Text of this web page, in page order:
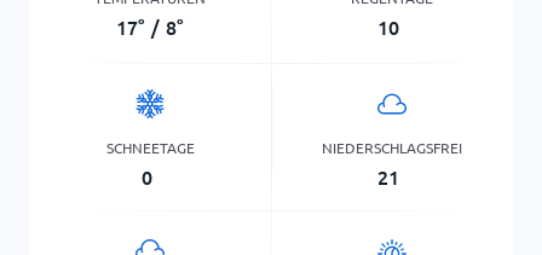
17° / 8° 10
SCHNEETAGE
0
NIEDERSCHLAGSFREI
21